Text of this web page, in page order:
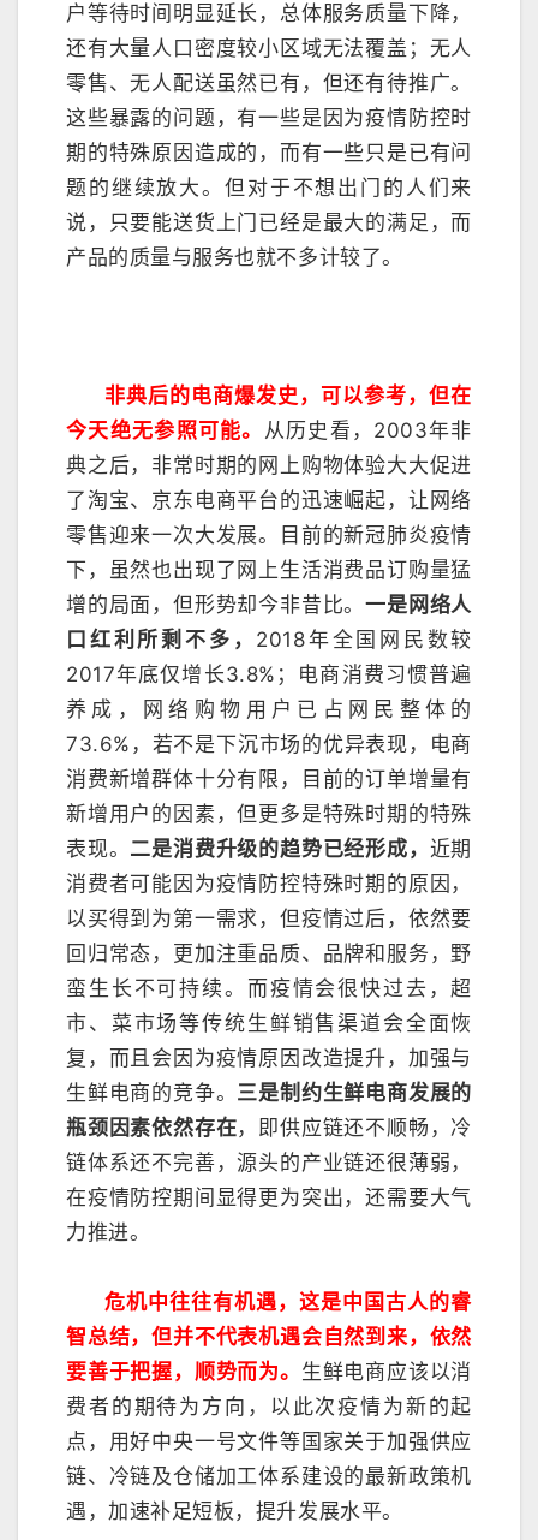
户等待时间明显延长，总体服务质量下降，
还有大量人口密度较小区域无法覆盖；无人
零售、无人配送虽然已有，但还有待推广。
这些暴露的问题，有一些是因为疫情防控时
期的特殊原因造成的，而有一些只是已有问
题的继续放大。但对于不想出门的人们来
说，只要能送货上门已经是最大的满足，而
产品的质量与服务也就不多计较了。
非典后的电商爆发史，可以参考，但在
今天绝无参照可能。 从历史看，2003年非
典之后，非常时期的网上购物体验大大促进
了淘宝、京东电商平台的迅速崛起，让网络
零售迎来一次大发展。目前的新冠肺炎疫情
下，虽然也出现了网上生活消费品订购量猛
增的局面，但形势却今非昔比。一是网络人
口红利所剩不多， 2018年全国网民数较
2017年底仅增长3.8%；电商消费习惯普遍
养成，网络购物用户已占网民整体的
73.6%，若不是下沉市场的优异表现，电商
消费新增群体十分有限，目前的订单增量有
新增用户的因素，但更多是特殊时期的特殊
表现。 二是消费升级的趋势已经形成， 近期
消费者可能因为疫情防控特殊时期的原因，
以买得到为第一需求，但疫情过后，依然要
回归常态，更加注重品质、品牌和服务，野
蛮生长不可持续。而疫情会很快过去，超
市、菜市场等传统生鲜销售渠道会全面恢
复，而且会因为疫情原因改造提升，加强与
生鲜电商的竞争。 三是制约生鲜电商发展的
瓶颈因素依然存在，即供应链还不顺畅，冷
链体系还不完善，源头的产业链还很薄弱，
在疫情防控期间显得更为突出，还需要大气
力推进。
危机中往往有机遇，这是中国古人的睿
智总结，但并不代表机遇会自然到来，依然
要善于把握，顺势而为。 生鲜电商应该以消
费者的期待为方向，以此次疫情为新的起
点，用好中央一号文件等国家关于加强供应
链、冷链及仓储加工体系建设的最新政策机
遇，加速补足短板，提升发展水平。